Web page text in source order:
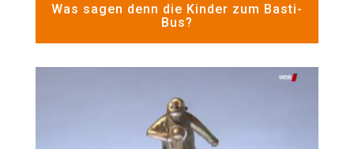
Was sagen denn die Kinder zum Basti-
Bus?